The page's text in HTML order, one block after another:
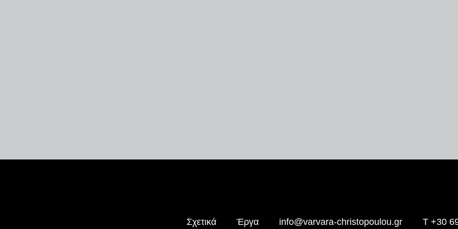
Σχετικά Έργα info@varvara-christopoulou.gr T +30